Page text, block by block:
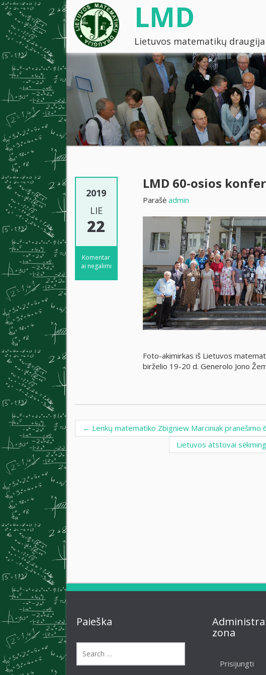
LMD
Lietuvos matematikų draugija
2019
LIE
22
Komentar
ai negalimi
LMD 60-osios
Parašė admin
Foto-akimirkas iš Lietuvos
birželio 19-20 d. Generolo Jono
Post navigation
← Lenkų matematiko Zbigniew Marciniak
Lietuvos atstovai
Paieška
zona
Prisijungti